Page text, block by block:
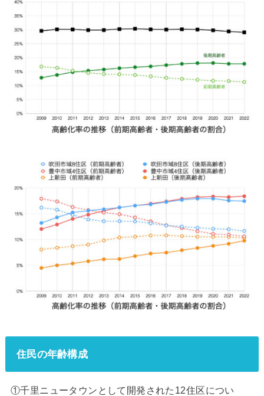
住民の年齢構成
①千里ニュータウンとして開発された12住区につい